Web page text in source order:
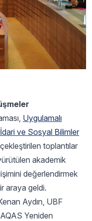
Uygulamalı
ve Sosyal Bilimler
toplantılar
akademik
değerlendirmek
araya geldi.
Aydın, UBF
Yeniden